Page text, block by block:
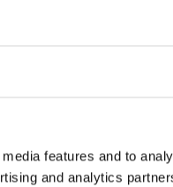
features and to
and analytics